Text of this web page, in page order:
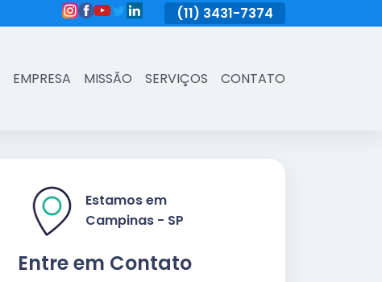
3431-7374 (11) 3431-7374
EMPRESA MISSÃO SERVIÇOS CONTATO
Entre em Contato
Estamos em
Campinas - SP